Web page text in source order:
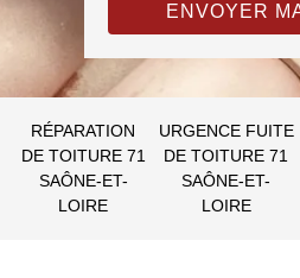
RÉPARATION
DE TOITURE 71
SAÔNE-ET-
LOIRE
URGENCE FUITE
DE TOITURE 71
SAÔNE-ET-
LOIRE